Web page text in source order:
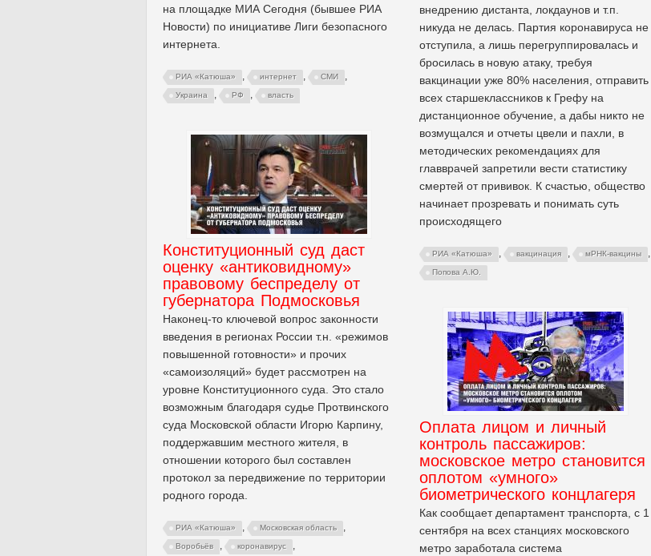
на площадке МИА Сегодня (бывшее РИА
Новости) по инициативе Лиги безопасного
интернета.
РИА «Катюша» , интернет , СМИ ,
Украина , РФ , власть
внедрению дистанта, локдаунов и т.п.
никуда не делась. Партия коронавируса не
отступила, а лишь перегруппировалась и
бросилась в новую атаку, требуя
вакцинации уже 80% населения, отправить
всех старшеклассников к Грефу на
дистанционное обучение, а дабы никто не
возмущался и отчеты цвели и пахли, в
методических рекомендациях для
главврачей запретили вести статистику
смертей от прививок. К счастью, общество
начинает прозревать и понимать суть
происходящего
РИА «Катюша» , вакцинация , мРНК-вакцины ,
Попова А.Ю.
Конституционный суд даст
оценку «антиковидному»
правовому беспределу от
губернатора Подмосковья
Наконец-то ключевой вопрос законности
введения в регионах России т.н. «режимов
повышенной готовности» и прочих
«самоизоляций» будет рассмотрен на
уровне Конституционного суда. Это стало
возможным благодаря судье Протвинского
суда Московской области Игорю Карпину,
поддержавшим местного жителя, в
отношении которого был составлен
протокол за передвижение по территории
родного города.
РИА «Катюша» , Московская область ,
Воробьёв , коронавирус ,
Оплата лицом и личный
контроль пассажиров:
московское метро становится
оплотом «умного»
биометрического концлагеря
Как сообщает департамент транспорта, с 1
сентября на всех станциях московского
метро заработала система